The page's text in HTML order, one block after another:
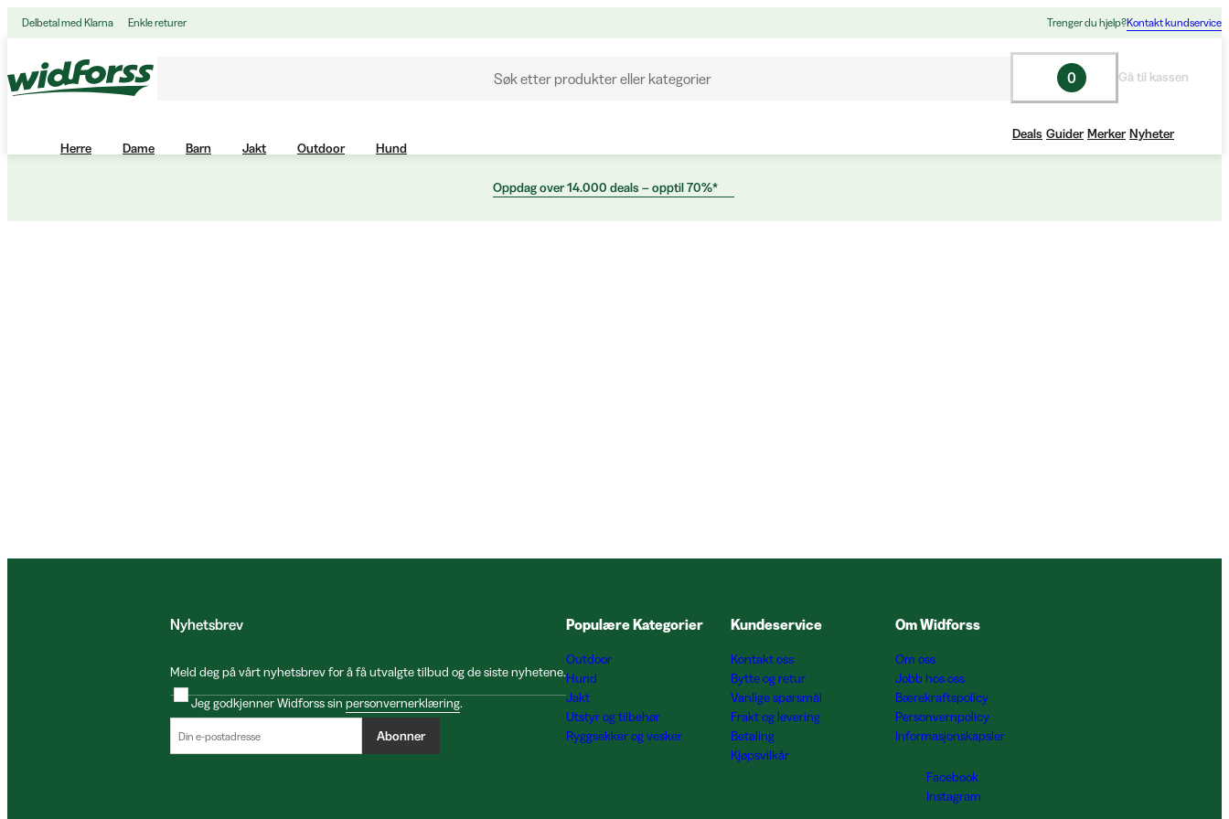
Delbetal med Klarna Enkle returer Trenger du hjelp?Kontakt kundservice
Søk etter produkter eller kategorier 0 Gå til kassen
Herre Dame Barn Jakt Outdoor Hund
Deals Guider Merker Nyheter
Oppdag over 14.000 deals – opptil 70%*
Nyhetsbrev
Meld deg på vårt nyhetsbrev for å få utvalgte tilbud og de siste nyhetene.
Jeg godkjenner Widforss sin personvernerklæring.
Abonner
Populære Kategorier
Outdoor
Hund
Jakt
Utstyr og tilbehør
Ryggsekker og vesker
Kundeservice
Kontakt oss
Bytte og retur
Vanlige spørsmål
Frakt og levering
Betaling
Kjøpsvilkår
Om Widforss
Om oss
Jobb hos oss
Bærekraftspolicy
Personvernpolicy
Informasjonskapsler
Facebook
Instagram